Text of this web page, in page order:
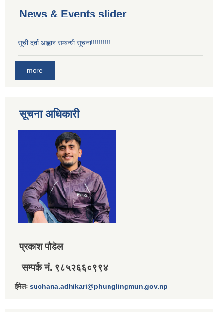
News & Events slider
सूची दर्ता आह्वान सम्बन्धी सूचना!!!!!!!!!!
more
सूचना अधिकारी
प्रकाश पौडेल
सम्पर्क नं. ९८५२६६०९९४
ईमेलः suchana.adhikari@phunglingmun.gov.np